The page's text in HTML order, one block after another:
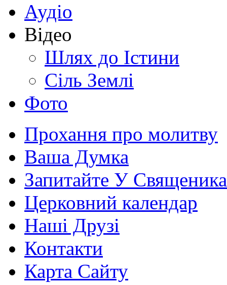
Аудіо
Відео
Шлях до Істини
Сіль Землі
Фото
Прохання про молитву
Ваша Думка
Запитайте У Священика
Церковний календар
Наші Друзі
Контакти
Карта Сайту